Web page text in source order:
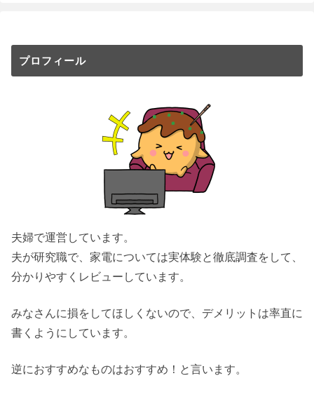
プロフィール
夫婦で運営しています。
夫が研究職で、家電については実体験と徹底調査をして、
分かりやすくレビューしています。
みなさんに損をしてほしくないので、デメリットは率直に
書くようにしています。
逆におすすめなものはおすすめ！と言います。